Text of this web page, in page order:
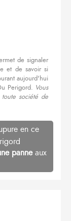
de signaler
et de savoir si
aujourd'hui
Perigord. Vous
société de
en ce
panneaux